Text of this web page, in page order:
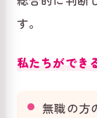
す。
私たちができ
無職の方